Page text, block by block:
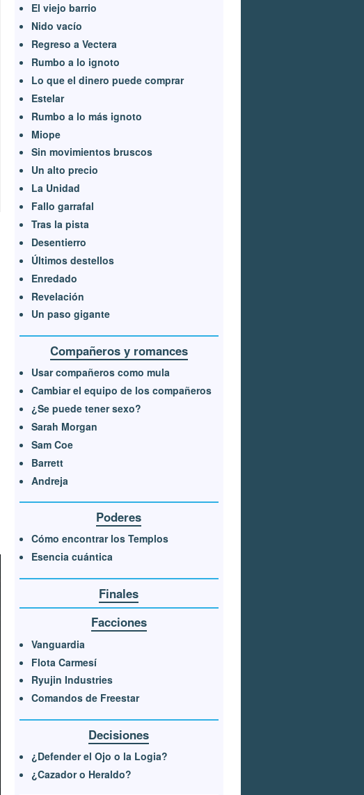
El viejo barrio
Nido vacío
Regreso a Vectera
Rumbo a lo ignoto
Lo que el dinero puede comprar
Estelar
Rumbo a lo más ignoto
Miope
Sin movimientos bruscos
Un alto precio
La Unidad
Fallo garrafal
Tras la pista
Desentierro
Últimos destellos
Enredado
Revelación
Un paso gigante
Compañeros y romances
Usar compañeros como mula
Cambiar el equipo de los compañeros
¿Se puede tener sexo?
Sarah Morgan
Sam Coe
Barrett
Andreja
Poderes
Cómo encontrar los Templos
Esencia cuántica
Finales
Facciones
Vanguardia
Flota Carmesí
Ryujin Industries
Comandos de Freestar
Decisiones
¿Defender el Ojo o la Logia?
¿Cazador o Heraldo?